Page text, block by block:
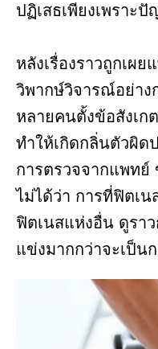
ปฏิเสธเพียงเพราะ
หลังเรื่องราวถูกเผย
วิพากษ์วิจารณ์อย่าง
หลายคนตั้งข้อสังเก
ทำให้เกิดกลิ่นตัวผิด
การตรวจจากแพท
ไม่ได้ว่า การที่ฟิตเ
ฟิตเนสแห่งอื่น ดูรา
แข่งมากกว่าจะเป็น